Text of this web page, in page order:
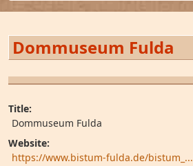
Dommuseum Fulda
Title:
Dommuseum Fulda
Website:
https://www.bistum-fulda.de/bistum_...